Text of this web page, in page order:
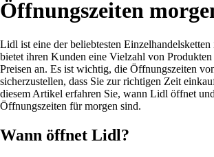
Öffnungszeiten
Lidl ist eine der beliebtesten
bietet ihren Kunden eine Vielzahl von
Preisen an. Es ist wichtig, die Öffnungszeiten
sicherzustellen, dass Sie zur richtigen Zeit
diesem Artikel erfahren Sie, wann Lidl öffnet
Öffnungszeiten für morgen sind.
Wann öffnet Lidl?